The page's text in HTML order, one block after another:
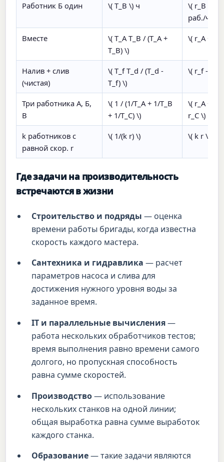
Работник Б один \( T_B \) ч
\( r_B = 1/
раб./ч
Вместе
\( T_A T_B / (T_A +
T_B) \)
\( r_A +
Налив + слив
(чистая)
\( T_f T_d / (T_d -
T_f) \)
\( r_f - r_d
Три работника А, Б,
В
\( 1 / (1/T_A + 1/T_B
+ 1/T_C) \)
\( r_A +
r_C \)
k работников с
равной скор. r
\( 1/(k r) \) \( k r \)
Где задачи на производительность
встречаются в жизни
Строительство и подряды — оценка
времени работы бригады, когда известна
скорость каждого мастера.
Сантехника и гидравлика — расчет
параметров насоса и слива для
достижения нужного уровня воды за
заданное время.
IT и параллельные вычисления—
работа нескольких обработчиков тестов;
время выполнения равно времени самого
долгого, но пропускная способность
равна сумме скоростей.
Производство— использование
нескольких станков на одной линии;
общая выработка равна сумме выработок
каждого станка.
Образование— такие задачи являются